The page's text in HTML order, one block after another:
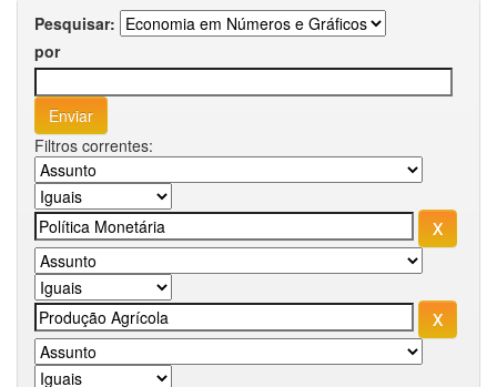
Pesquisar:
por
Filtros correntes: